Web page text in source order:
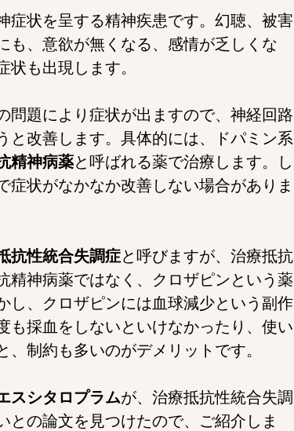
症状を呈する精神疾患です。幻聴、被害
も、意欲が無くなる、感情が乏しくな
状も出現します。
問題により症状が出ますので、神経回路
と改善します。具体的には、ドパミン系
精神病薬と呼ばれる薬で治療します。し
症状がなかなか改善しない場合がありま
抗性統合失調症と呼びますが、治療抵抗
精神病薬ではなく、クロザピンという薬
し、クロザピンには血球減少という副作
も採血をしないといけなかったり、使い
制約も多いのがデメリットです。
スシタロプラムが、治療抵抗性統合失調
との論文を見つけたので、ご紹介しま